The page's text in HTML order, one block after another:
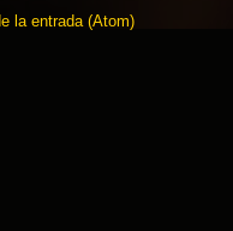
la entrada (Atom)